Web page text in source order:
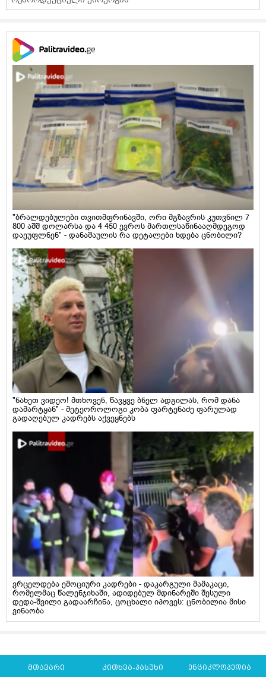
"ბრალდებულები თვითმფრინავში, ორი მგზავრის კუთვნილ 7
800 აშშ დოლარსა და 4 450 ევროს მართლსაწინააღმდეგოდ
დაეუფლნენ" - დანაშაულის რა დეტალები ხდება ცნობილი?
"ნახეთ ვიდეო! მთხოვენ, წავყვე ბნელ ადგილას, რომ დანა
დამარტყან" - მეტეოროლოგი კობა ფარტენაძე ფარულად
გადაღებულ კადრებს აქვეყნებს
ვრცელდება ემოციური კადრები - დაკარგული მამაკაცი,
რომელმაც წალენჯიხაში, ადიდებულ მდინარეში შესული
დედა-შვილი გადაარჩინა, ცოცხალი იპოვეს: ცნობილია მისი
ვინაობა
მთავარი კითხვა-პასუხი ენციკლოპედია